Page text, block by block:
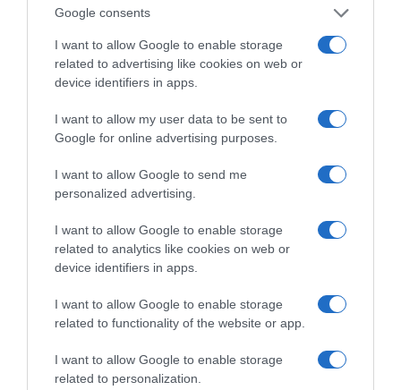
Google consents
I want to allow Google to enable storage
related to advertising like cookies on web or
device identifiers in apps.
I want to allow my user data to be sent to
Google for online advertising purposes.
I want to allow Google to send me
personalized advertising.
I want to allow Google to enable storage
related to analytics like cookies on web or
device identifiers in apps.
I want to allow Google to enable storage
related to functionality of the website or app.
I want to allow Google to enable storage
related to personalization.
Πώς να ξεφλουδίζεις
εύκολα το σκόρδο – Το
kitchen trick που κάθε
Οι «Τυπολογίες»
περνούν στην εικόνα,
έχοντας ως πρώτο
vidcast τον Παύλο
και ένα… Τσουνάμι Αλλαγών: Η Εβδομάδα που
Ανακάτεψε την Τράπουλα των Ελληνικών Media